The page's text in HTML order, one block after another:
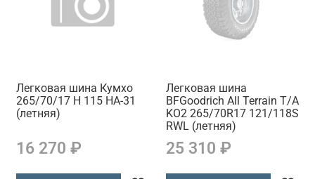
Легковая шина Кумхо
265/70/17 H 115 HA-31
(летняя)
16 270 ₽
Легковая шина
BFGoodrich All Terrain T/A
KO2 265/70R17 121/118S
RWL (летняя)
25 310 ₽